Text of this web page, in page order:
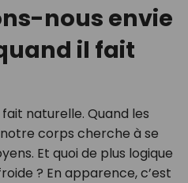
nous envie
il fait
naturelle. Quand les
corps cherche à se
Et quoi de plus logique
? En apparence, c’est